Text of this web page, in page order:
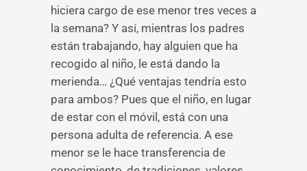
hiciera cargo de ese menor tres veces a
la semana? Y así, mientras los padres
están trabajando, hay alguien que ha
recogido al niño, le está dando la
merienda… ¿Qué ventajas tendría esto
para ambos? Pues que el niño, en lugar
de estar con el móvil, está con una
persona adulta de referencia. A ese
menor se le hace transferencia de